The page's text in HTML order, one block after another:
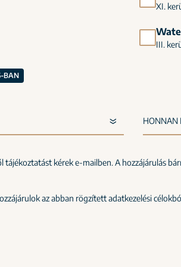
XI.
III.
BAN
kérek e-mailben. A hozzájárulás
az abban rögzített adatkezelési